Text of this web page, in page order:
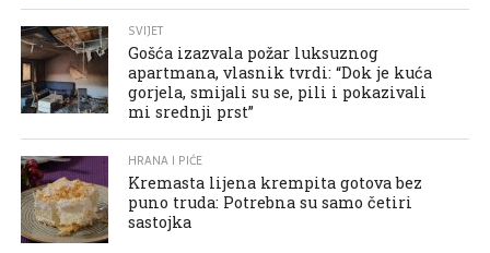
SVIJET
Gošća izazvala požar luksuznog
apartmana, vlasnik tvrdi: “Dok je kuća
gorjela, smijali su se, pili i pokazivali
mi srednji prst”
HRANA I PIĆE
Kremasta lijena krempita gotova bez
puno truda: Potrebna su samo četiri
sastojka